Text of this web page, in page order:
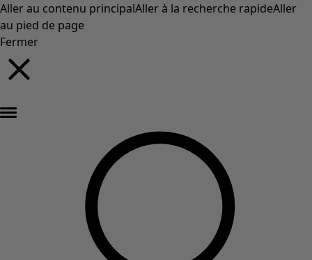
Aller au contenu principalAller à la recherche rapideAller
au pied de page
Fermer